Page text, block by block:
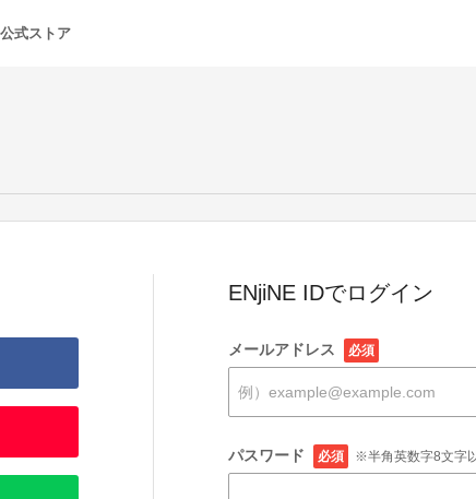
公式ストア
ENjiNE IDでログイン
メールアドレス 必須
パスワード 必須 ※半角英数字8文字